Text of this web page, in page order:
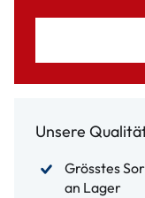
Unsere
Grösstes
an Lager